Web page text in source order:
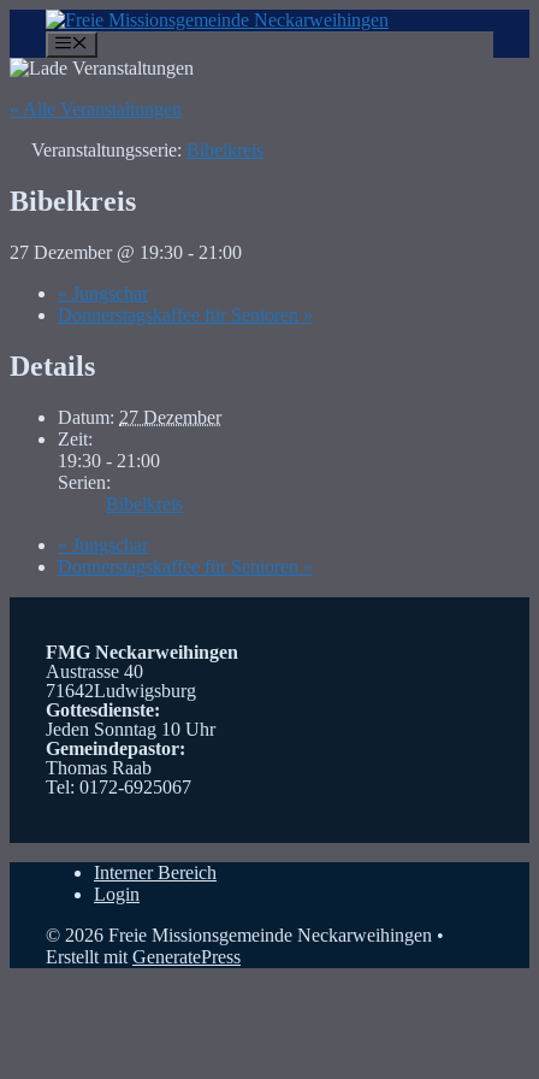
Inhalt
springen
« Alle Veranstaltungen
Veranstaltungsserie: Bibelkreis
Bibelkreis
27 Dezember @ 19:30 - 21:00
« Jungschar
Donnerstagskaffee für Senioren »
Details
Datum: 27 Dezember
Zeit:
19:30 - 21:00
Serien:
Bibelkreis
« Jungschar
Donnerstagskaffee für Senioren »
FMG Neckarweihingen
Austrasse 40
71642Ludwigsburg
Gottesdienste:
Jeden Sonntag 10 Uhr
Gemeindepastor:
Thomas Raab
Tel: 0172-6925067
Interner Bereich
Login
© 2026 Freie Missionsgemeinde Neckarweihingen •
Erstellt mit GeneratePress